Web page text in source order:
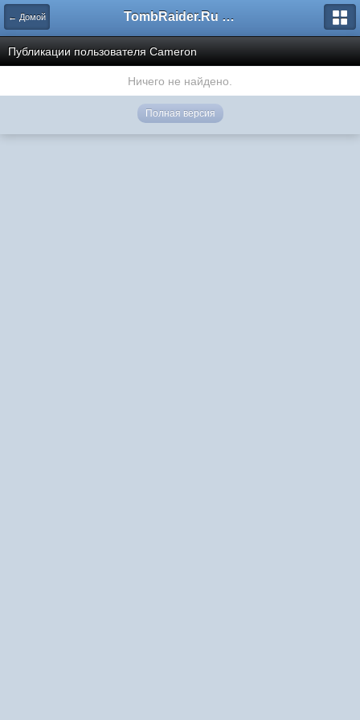
← Домой TombRaider.Ru - Форумы
Публикации пользователя Cameron
Ничего не найдено.
Полная версия